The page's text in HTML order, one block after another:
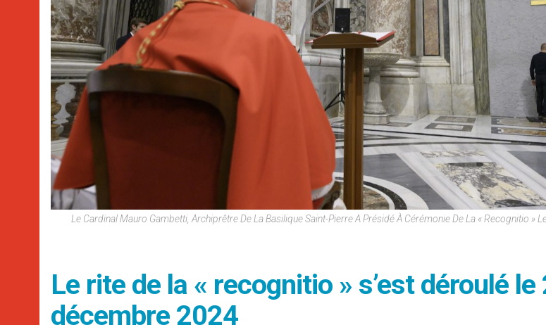
Le Cardinal Mauro Gambetti, Archiprêtre De La Basilique Saint-Pierre A Présidé À Cérémonie De La « Recognitio »
Le rite de la « recognitio » s’est déroulé le
décembre 2024